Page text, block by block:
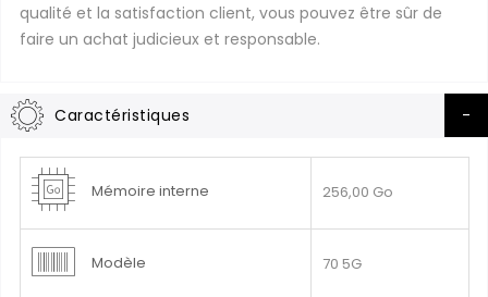
qualité et la satisfaction client, vous pouvez être sûr de
faire un achat judicieux et responsable.
Caractéristiques
Plus
d’informationMémoire interne 256,00 Go
Modèle 70 5G